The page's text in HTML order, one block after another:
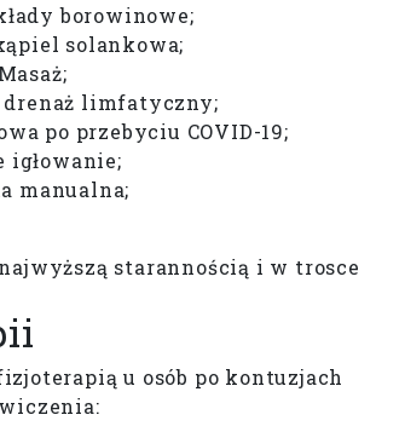
borowinowe;
solankowa;
Masaż;
drenaż limfatyczny;
po przebyciu COVID-19;
igłowanie;
manualna;
starannością i w trosce
u osób po kontuzjach